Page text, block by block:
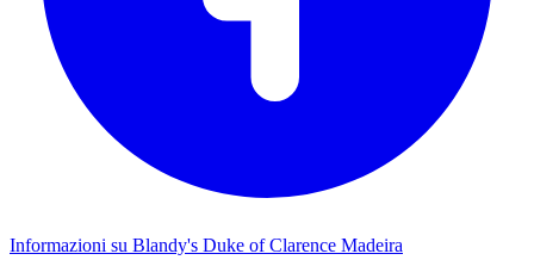
Informazioni su Blandy's Duke of Clarence Madeira